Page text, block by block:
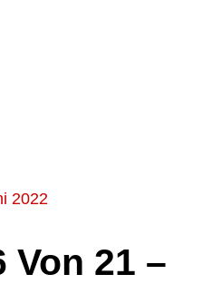
2022
Von 21 –